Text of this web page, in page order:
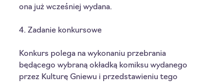
ona już wcześniej wydana.
4. Zadanie konkursowe
Konkurs polega na wykonaniu przebrania
będącego wybraną okładką komiksu wydanego
przez Kulturę Gniewu i przedstawieniu tego